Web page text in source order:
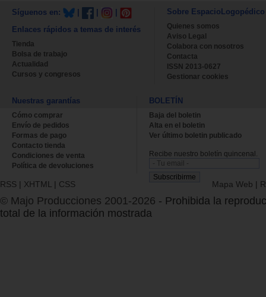
Síguenos en:
Enlaces rápidos a temas de interés
Tienda
Bolsa de trabajo
Actualidad
Cursos y congresos
Sobre EspacioLogopédico
Quienes somos
Aviso Legal
Colabora con nosotros
Contacta
ISSN 2013-0627
Gestionar cookies
Nuestras garantías
Cómo comprar
Envío de pedidos
Formas de pago
Contacto tienda
Condiciones de venta
Política de devoluciones
BOLETÍN
Baja del boletin
Alta en el boletin
Ver último boletin publicado
Recibe nuestro boletín quincenal.
RSS | XHTML | CSS Mapa Web |
© Majo Producciones 2001-2026 - Prohibida la
total de la información mostrada